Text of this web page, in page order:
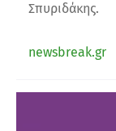
Σπυριδάκης.
newsbreak.gr